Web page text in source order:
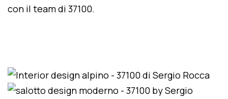
con il team di 37100.